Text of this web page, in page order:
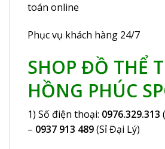
toán online
Phục vụ khách hàng 24/7
SHOP ĐỒ THỂ
HỒNG PHÚC
1) Số điện thoại: 0976.329.313
– 0937 913 489(Sỉ Đại Lý)